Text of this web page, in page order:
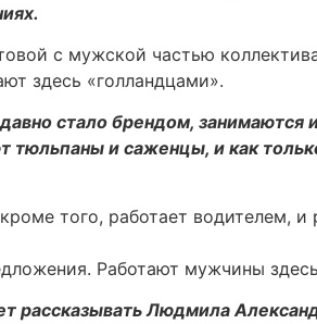
с мужской частью
здесь «голландцами».
стало брендом, занимаются
и саженцы, и как
того, работает водителем, и
Работают мужчины
Людмила